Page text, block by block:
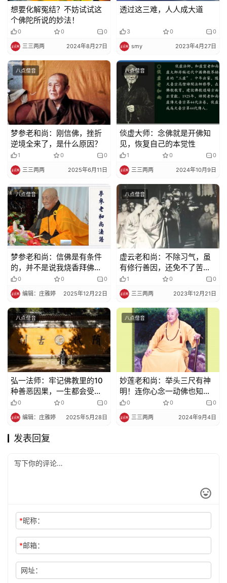
想要化解冤结？不妨试试这
个佛陀所说的妙法！
0 0 0
三三两两 2024年8月27日
透过这三难，人人成大道
3 0 0
smy 2023年4月27日
八点僧音
梦参老和尚：刚信佛，挫折
逆境全来了，是什么原因？
1 0 0
三三两两 2025年6月11日
八点僧音
倓虚大师：念佛就是开佛知
见，恢复自己的本觉性
1 0 0
三三两两 2024年10月9日
八点僧音
梦参老和尚：信佛是有条件
的，并不是说我烧香拜佛就
算是信佛了。
0 0 0
编辑：庄雅婷 2025年12月22日
八点僧音
虚云老和尚：不除习气，虽
有修行善因，还免不了苦
果，生死不了 ！
1 0 0
三三两两 2023年12月21日
八点僧音
弘一法师：牢记佛教里的10
种善恶因果，一生都会受益
无穷 ！
0 0 0
编辑：庄雅婷 2025年5月28日
八点僧音
妙莲老和尚：举头三尺有神
明！连你心念一动佛也知
道，这样你还敢胆大随便地
胡思乱想吗?
0 0 0
三三两两 2024年9月4日
发表回复
*昵称：
*邮箱：
网址：